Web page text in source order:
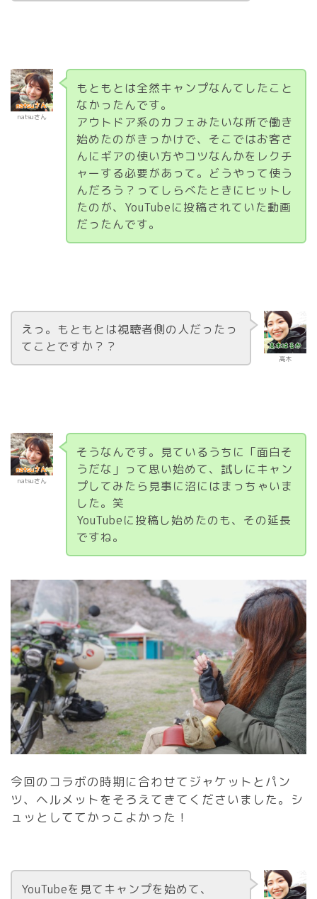
natsuさん
もともとは全然キャンプなんてしたこと
なかったんです。
アウトドア系のカフェみたいな所で働き
始めたのがきっかけで、そこではお客さ
んにギアの使い方やコツなんかをレクチ
ャーする必要があって。どうやって使う
んだろう？ってしらべたときにヒットし
たのが、YouTubeに投稿されていた動画
だったんです。
高木
えっ。もともとは視聴者側の人だったっ
てことですか？？
natsuさん
そうなんです。見ているうちに「面白そ
うだな」って思い始めて、試しにキャン
プしてみたら見事に沼にはまっちゃいま
した。笑
YouTubeに投稿し始めたのも、その延長
ですね。
今回のコラボの時期に合わせてジャケットとパン
ツ、ヘルメットをそろえてきてくださいました。シ
ュッとしててかっこよかった！
YouTubeを見てキャンプを始めて、